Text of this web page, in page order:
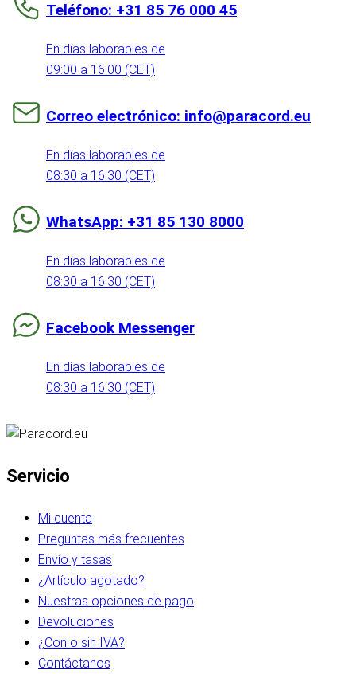
Teléfono: +31 85 76 000 45
En días laborables de
09:00 a 16:00 (CET)
Correo electrónico: info@paracord.eu
En días laborables de
08:30 a 16:30 (CET)
WhatsApp: +31 85 130 8000
En días laborables de
08:30 a 16:30 (CET)
Facebook Messenger
En días laborables de
08:30 a 16:30 (CET)
Servicio
Mi cuenta
Preguntas más frecuentes
Envío y tasas
¿Artículo agotado?
Nuestras opciones de pago
Devoluciones
¿Con o sin IVA?
Contáctanos